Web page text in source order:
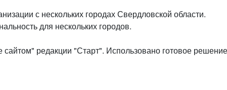
с нескольких городах Свердловской области.
для нескольких городов.
редакции "Старт". Использовано готовое